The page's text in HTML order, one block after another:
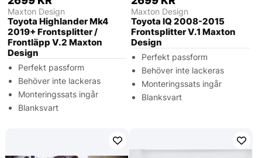
Maxton Design
Toyota Highlander Mk4
2019+ Frontsplitter /
Frontläpp V.2 Maxton
Design
Perfekt passform
Behöver inte lackeras
Monteringssats ingår
Blanksvart
Maxton Design
Toyota IQ 2008-2015
Frontsplitter V.1 Maxton
Design
Perfekt passform
Behöver inte lackeras
Monteringssats ingår
Blanksvart